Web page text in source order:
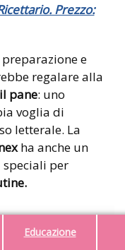
Educazione
Prezzo:
e
regalare alla
pane: uno
voglia di
letterale. La
ha anche un
per